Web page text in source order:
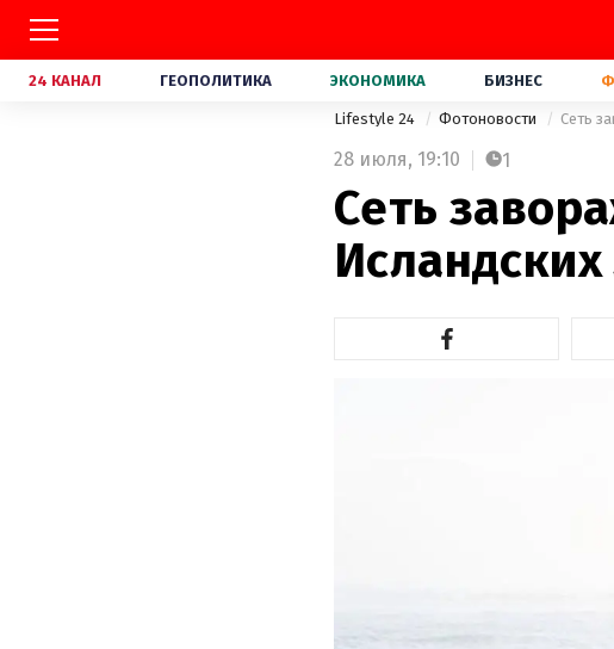
24 КАНАЛ ГЕОПОЛИТИКА ЭКОНОМИКА БИЗНЕС
Lifestyle 24 Фотоновости Сеть
28 июля, 19:10 1
Сеть